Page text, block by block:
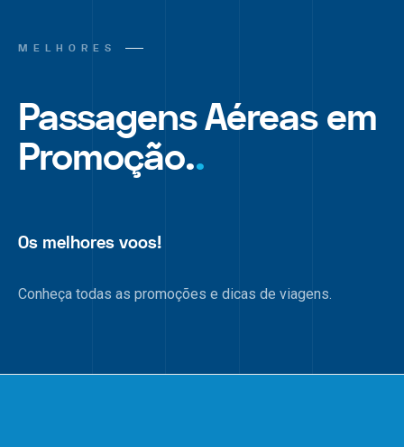
MELHORES
Passagens Aéreas em
Promoção..
Os melhores voos!
Conheça todas as promoções e dicas de viagens.